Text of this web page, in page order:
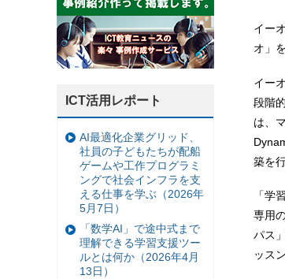
イー
オ」
イー
段階
は、
築を
「学
専用
パス
ッス
ICT活用レポート
AI最適化企業グリッド、
社員の子どもたちが配船
ゲームや工作プログラミ
ングで社会インフラを支
える仕事を学ぶ（2026年
5月7日）
「数学AI」で途中式まで
理解できる学習支援ツー
ルとは何か（2026年4月
13日）